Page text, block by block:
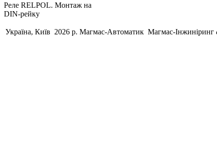
Реле RELPOL. Монтаж на
DIN-рейку
Україна, Київ 2026 р. Магмас-Автоматик Магмас-Інжиніринг